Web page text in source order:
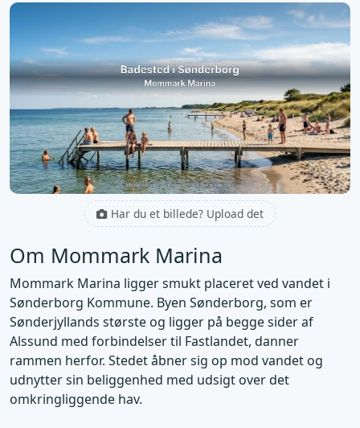
Har du et billede? Upload det
Om Mommark Marina
Mommark Marina ligger smukt placeret ved vandet i
Sønderborg Kommune. Byen Sønderborg, som er
Sønderjyllands største og ligger på begge sider af
Alssund med forbindelser til Fastlandet, danner
rammen herfor. Stedet åbner sig op mod vandet og
udnytter sin beliggenhed med udsigt over det
omkringliggende hav.